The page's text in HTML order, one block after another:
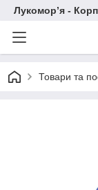
Лукомор’я -
Товари та